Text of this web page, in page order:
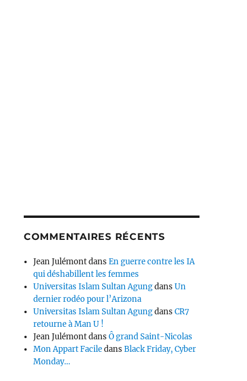
COMMENTAIRES RÉCENTS
Jean JulémontdansEn guerre contre les IA
qui déshabillent les femmes
Universitas Islam Sultan AgungdansUn
dernier rodéo pour l’Arizona
Universitas Islam Sultan AgungdansCR7
retourne à Man U !
Jean JulémontdansÔ grand Saint-Nicolas
Mon Appart FaciledansBlack Friday, Cyber
Monday…